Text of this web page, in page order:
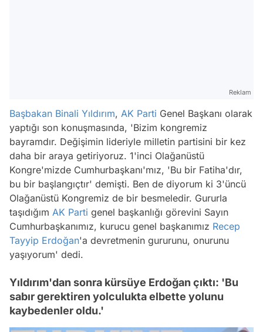
Reklam
Başbakan Binali Yıldırım, AK Parti Genel Başkanı olarak
yaptığı son konuşmasında, 'Bizim kongremiz
bayramdır. Değişimin lideriyle milletin partisini bir kez
daha bir araya getiriyoruz. 1'inci Olağanüstü
Kongre'mizde Cumhurbaşkanı'mız, 'Bu bir Fatiha'dır,
bu bir başlangıçtır' demişti. Ben de diyorum ki 3'üncü
Olağanüstü Kongremiz de bir besmeledir. Gururla
taşıdığım AK Parti genel başkanlığı görevini Sayın
Cumhurbaşkanımız, kurucu genel başkanımız Recep
Tayyip Erdoğan'a devretmenin gururunu, onurunu
yaşıyorum' dedi.
Yıldırım'dan sonra kürsüye Erdoğan çıktı: 'Bu
sabır gerektiren yolculukta elbette yolunu
kaybedenler oldu.'